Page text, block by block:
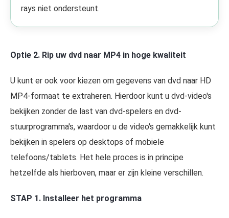
rays niet ondersteunt.
Optie 2. Rip uw dvd naar MP4 in hoge kwaliteit
U kunt er ook voor kiezen om gegevens van dvd naar HD
MP4-formaat te extraheren. Hierdoor kunt u dvd-video's
bekijken zonder de last van dvd-spelers en dvd-
stuurprogramma's, waardoor u de video's gemakkelijk kunt
bekijken in spelers op desktops of mobiele
telefoons/tablets. Het hele proces is in principe
hetzelfde als hierboven, maar er zijn kleine verschillen.
STAP 1. Installeer het programma